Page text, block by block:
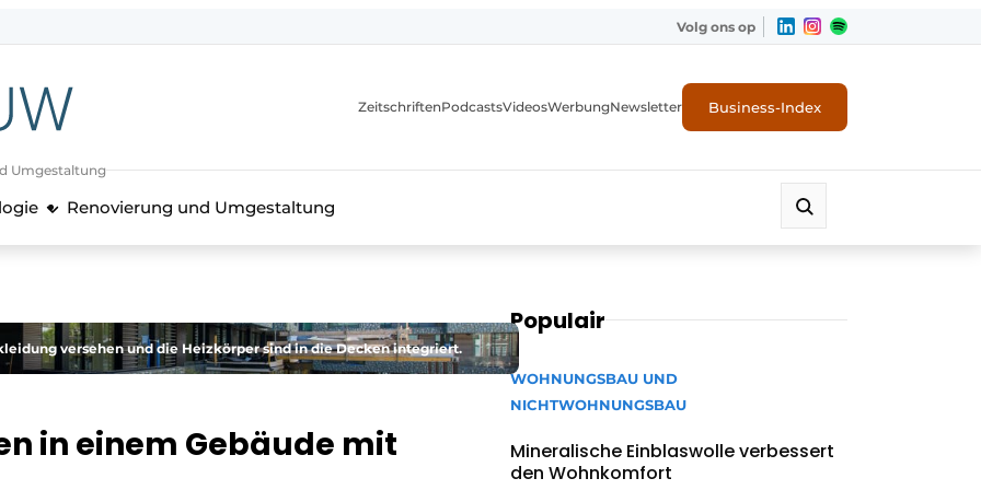
Volg ons op
Umgestaltung
ZeitschriftenPodcastsVideosWerbungNewsletter Business-Index
Renovierung und Umgestaltung
versehen und die Heizkörper sind in die Decken integriert.
in einem Gebäude mit
Populair
WOHNUNGSBAU UND
NICHTWOHNUNGSBAU
Mineralische Einblaswolle verbessert
den Wohnkomfort